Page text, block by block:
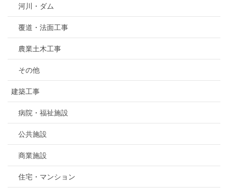
河川・ダム
覆道・法面工事
農業土木工事
その他
建築工事
病院・福祉施設
公共施設
商業施設
住宅・マンション